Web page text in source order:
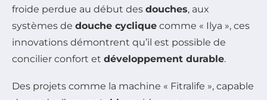
froide perdue au début des douches, aux
systèmes de douche cyclique comme « Ilya », ces
innovations démontrent qu’il est possible de
concilier confort et développement durable.
Des projets comme la machine « Fitralife », capable